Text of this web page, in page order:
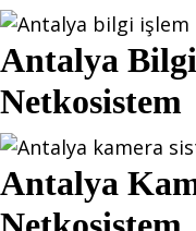
Antalya
Netkosistem
Antalya